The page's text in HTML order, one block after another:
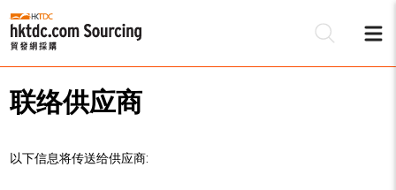
联络供应商
以下信息将传送给供应商: